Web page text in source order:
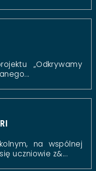
„Odkrywamy
na wspólnej
uczniowie z&...